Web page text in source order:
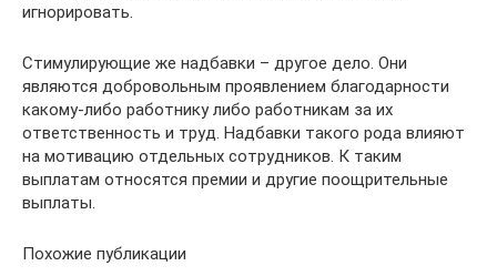
игнорировать.
Стимулирующие же надбавки – другое дело. Они
являются добровольным проявлением благодарности
какому-либо работнику либо работникам за их
ответственность и труд. Надбавки такого рода влияют
на мотивацию отдельных сотрудников. К таким
выплатам относятся премии и другие поощрительные
выплаты.
Похожие публикации